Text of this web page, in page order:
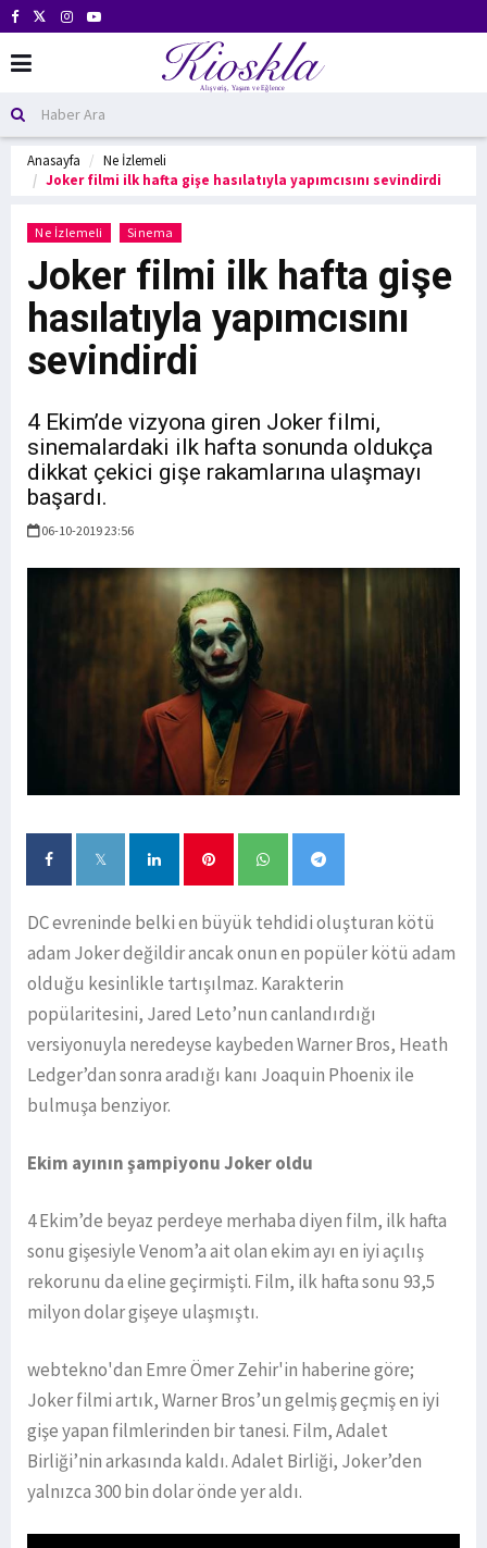
Anasayfa
Ne İzlemeli
Joker filmi ilk hafta gişe hasılatıyla yapımcısını sevindirdi
Ne İzlemeli Sinema
Joker filmi ilk hafta gişe
hasılatıyla yapımcısını
sevindirdi
4 Ekim’de vizyona giren Joker filmi,
sinemalardaki ilk hafta sonunda oldukça
dikkat çekici gişe rakamlarına ulaşmayı
başardı.
06-10-2019 23:56
DC evreninde belki en büyük tehdidi oluşturan kötü
adam Joker değildir ancak onun en popüler kötü adam
olduğu kesinlikle tartışılmaz. Karakterin
popülaritesini, Jared Leto’nun canlandırdığı
versiyonuyla neredeyse kaybeden Warner Bros, Heath
Ledger’dan sonra aradığı kanı Joaquin Phoenix ile
bulmuşa benziyor.
Ekim ayının şampiyonu Joker oldu
4 Ekim’de beyaz perdeye merhaba diyen film, ilk hafta
sonu gişesiyle Venom’a ait olan ekim ayı en iyi açılış
rekorunu da eline geçirmişti. Film, ilk hafta sonu 93,5
milyon dolar gişeye ulaşmıştı.
webtekno'dan Emre Ömer Zehir'in haberine göre;
Joker filmi artık, Warner Bros’un gelmiş geçmiş en iyi
gişe yapan filmlerinden bir tanesi. Film, Adalet
Birliği’nin arkasında kaldı. Adalet Birliği, Joker’den
yalnızca 300 bin dolar önde yer aldı.